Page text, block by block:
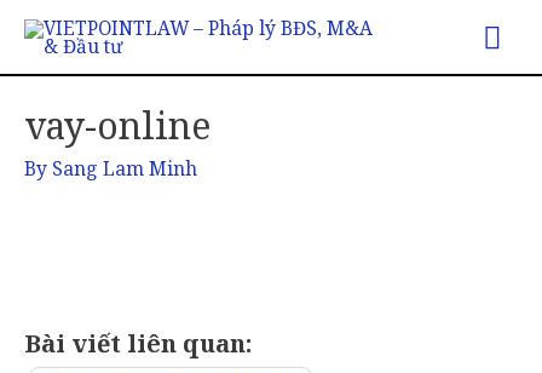
vay-online
By Sang Lam Minh
Bài viết liên quan: